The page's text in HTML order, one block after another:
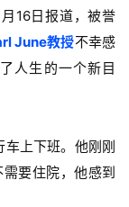
16日报道，被誉
June教授不幸感
人生的一个新目
车上下班。他刚刚
需要住院，他感到